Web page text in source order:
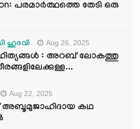
പരമാർത്ഥത്തെ തേടി ഒരു
ഹുദവി Aug 26, 2025
: അറബ് ലോകത്തു
Aug 22, 2025
കഥ